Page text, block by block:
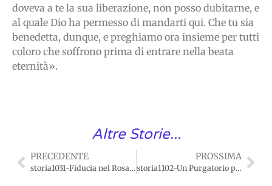
doveva a te la sua liberazione, non posso dubitarne, e
al quale Dio ha permesso di mandarti qui. Che tu sia
benedetta, dunque, e preghiamo ora insieme per tutti
coloro che soffrono prima di entrare nella beata
eternità».
Altre Storie...
PRECEDENTE
storia1031-Fiducia nel Rosario
PROSSIMA
storia1102-Un Purgatorio più lungo per chi non ha pregato per i morti